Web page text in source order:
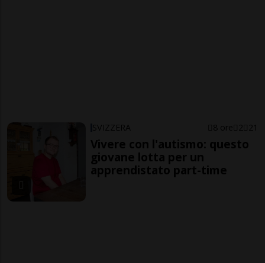
SVIZZERA 8 ore 2 21
Vivere con l'autismo: questo
giovane lotta per un
apprendistato part-time